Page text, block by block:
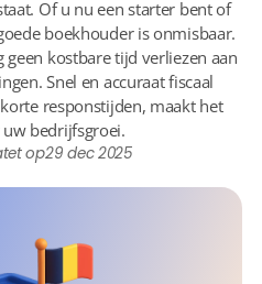
Of u nu een starter bent of
boekhouder is onmisbaar.
kostbare tijd verliezen aan
Snel en accuraat fiscaal
responstijden, maakt het
bedrijfsgroei.
op29 dec 2025